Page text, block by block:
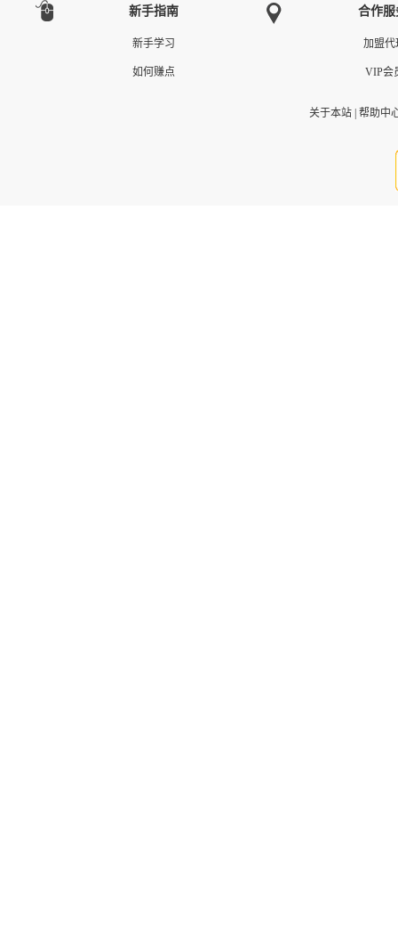
新手指南
新手学习
如何赚点
合作服
加盟代
VIP会
关于本站| 帮助中